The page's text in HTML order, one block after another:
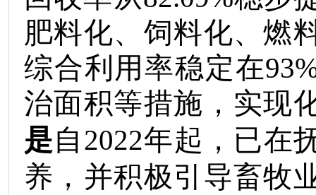
肥料化、饲料化、燃
综合利用率稳定在
治面积等措施，实现
是自 2022年起，已在
养，并积极引导畜牧